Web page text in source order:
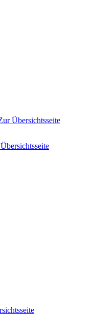
Übersichtsseite